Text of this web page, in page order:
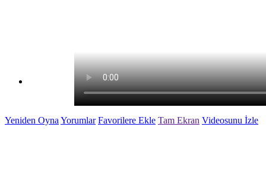
Faremobil Oyunu
Yeniden Oyna Yorumlar Favorilere Ekle Tam Ekran Videosunu İzle